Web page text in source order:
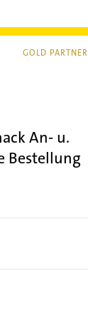
GOLD PARTNER
An- u.
Bestellung